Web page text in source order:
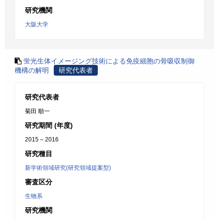
研究機関
大阪大学
蛍光生体イメージング技術による免疫細胞の骨吸収制御
機構の解明
研究代表者
研究代表者
菊田 順一
研究期間 (年度)
2015 – 2016
研究種目
新学術領域研究(研究領域提案型)
審査区分
生物系
研究機関